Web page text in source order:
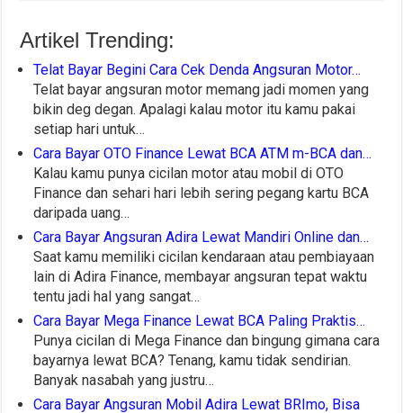
Artikel Trending:
Telat Bayar Begini Cara Cek Denda Angsuran Motor…
Telat bayar angsuran motor memang jadi momen yang
bikin deg degan. Apalagi kalau motor itu kamu pakai
setiap hari untuk…
Cara Bayar OTO Finance Lewat BCA ATM m-BCA dan…
Kalau kamu punya cicilan motor atau mobil di OTO
Finance dan sehari hari lebih sering pegang kartu BCA
daripada uang…
Cara Bayar Angsuran Adira Lewat Mandiri Online dan…
Saat kamu memiliki cicilan kendaraan atau pembiayaan
lain di Adira Finance, membayar angsuran tepat waktu
tentu jadi hal yang sangat…
Cara Bayar Mega Finance Lewat BCA Paling Praktis…
Punya cicilan di Mega Finance dan bingung gimana cara
bayarnya lewat BCA? Tenang, kamu tidak sendirian.
Banyak nasabah yang justru…
Cara Bayar Angsuran Mobil Adira Lewat BRImo, Bisa